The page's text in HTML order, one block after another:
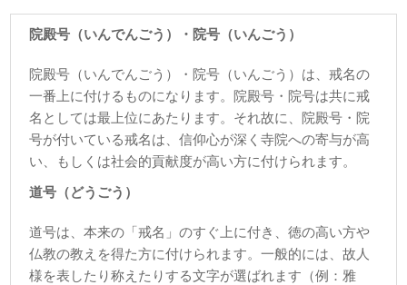
院殿号（いんでんごう）・院号（いんごう）
院殿号（いんでんごう）・院号（いんごう）は、戒名の
一番上に付けるものになります。院殿号・院号は共に戒
名としては最上位にあたります。それ故に、院殿号・院
号が付いている戒名は、信仰心が深く寺院への寄与が高
い、もしくは社会的貢献度が高い方に付けられます。
道号（どうごう）
道号は、本来の「戒名」のすぐ上に付き、徳の高い方や
仏教の教えを得た方に付けられます。一般的には、故人
様を表したり称えたりする文字が選ばれます（例：雅